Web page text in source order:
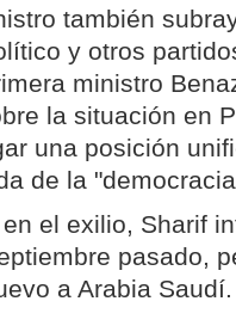
también
y otros
ministro
la situación en
una posición
de la
el exilio, Sharif
pasado,
a Arabia Saudí.